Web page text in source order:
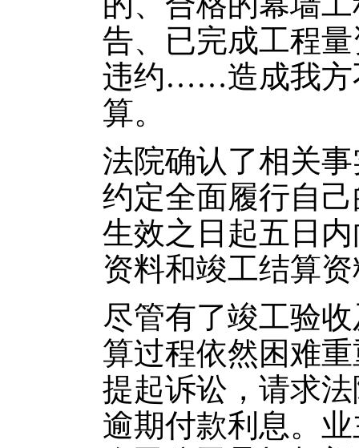
告、已完成工程
违约……造成我方
算。
法院确认了相关
约定全面履行自
生效之日起五日
资料和竣工结算
尽管有了竣工验
算过程依然困难
提起诉讼，请求
逾期付款利息。